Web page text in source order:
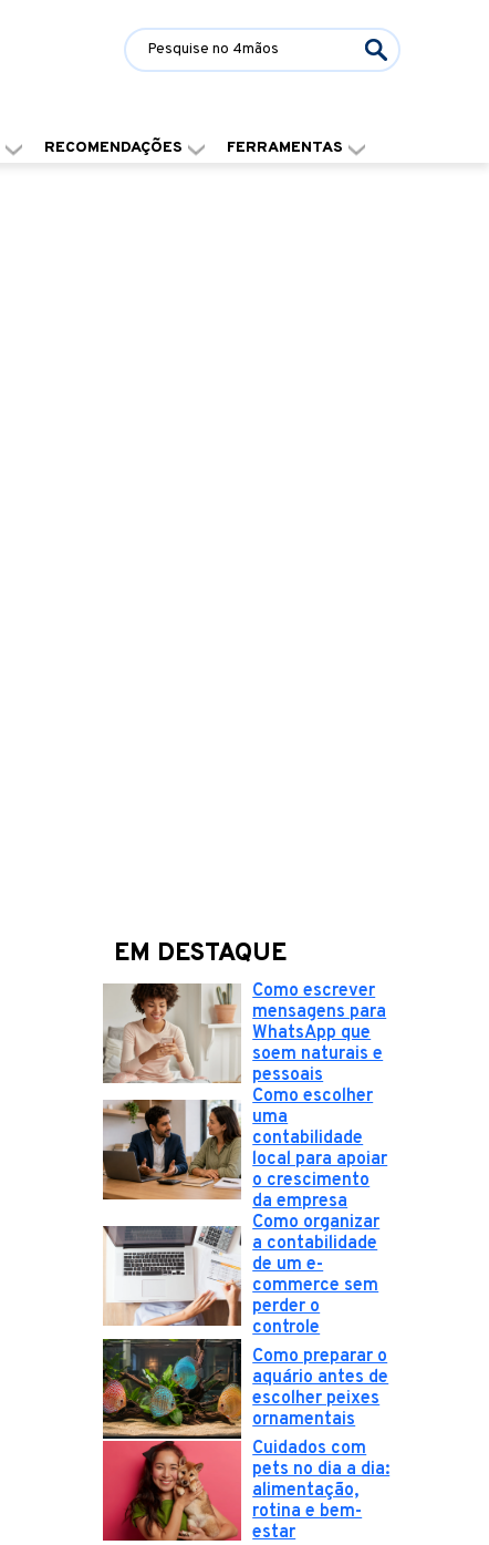
RECOMENDAÇÕES FERRAMENTAS
EM DESTAQUE
Como escrever
mensagens para
WhatsApp que
soem naturais e
pessoais
Como escolher
uma
contabilidade
local para apoiar
o crescimento
da empresa
Como organizar
a contabilidade
de um e-
commerce sem
perder o
controle
Como preparar o
aquário antes de
escolher peixes
ornamentais
Cuidados com
pets no dia a dia:
alimentação,
rotina e bem-
estar